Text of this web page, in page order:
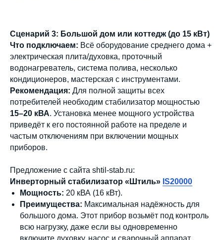
Сценарий 3: Большой дом или коттедж (до 15 кВт)
Что подключаем: Всё оборудование среднего дома +
электрическая плита/духовка, проточный
водонагреватель, система полива, несколько
кондиционеров, мастерская с инструментами.
Рекомендация: Для полной защиты всех
потребителей необходим стабилизатор мощностью
15–20 кВА. Установка менее мощного устройства
приведёт к его постоянной работе на пределе и
частым отключениям при включении мощных
приборов.
Предложение с сайта shtil-stab.ru:
Инверторный стабилизатор «Штиль» IS20000
Мощность: 20 кВА (16 кВт).
Преимущества: Максимальная надёжность для
большого дома. Этот прибор возьмёт под контроль
всю нагрузку, даже если вы одновременно
включите духовку, насос и сварочный аппарат.
Мы являемся
официальным
Оставьте заявку на подбор
стабилизатора или ИБП и наши
менеджеры помогут вам подобрать
подходящий вариант
Оставить заявку